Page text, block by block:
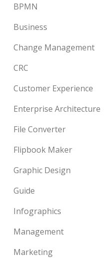
BPMN
Business
Change Management
CRC
Customer Experience
Enterprise Architecture
File Converter
Flipbook Maker
Graphic Design
Guide
Infographics
Management
Marketing